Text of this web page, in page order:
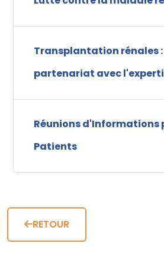
Transplantation rénales :
partenariat avec
Réunions d'Informations
Patients
RETOUR